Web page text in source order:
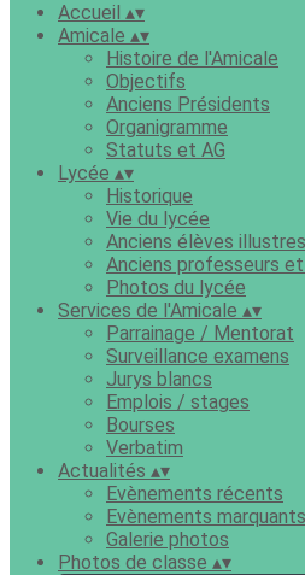
Accueil ▴▾
Amicale ▴▾
Histoire de l'Amicale
Objectifs
Anciens Présidents
Organigramme
Statuts et AG
Lycée ▴▾
Historique
Vie du lycée
Anciens élèves illustres
Anciens professeurs
Photos du lycée
Services de l'Amicale ▴▾
Parrainage / Mentorat
Surveillance examens
Jurys blancs
Emplois / stages
Bourses
Verbatim
Actualités ▴▾
Evènements récents
Evènements marquants
Galerie photos
Photos de classe ▴▾